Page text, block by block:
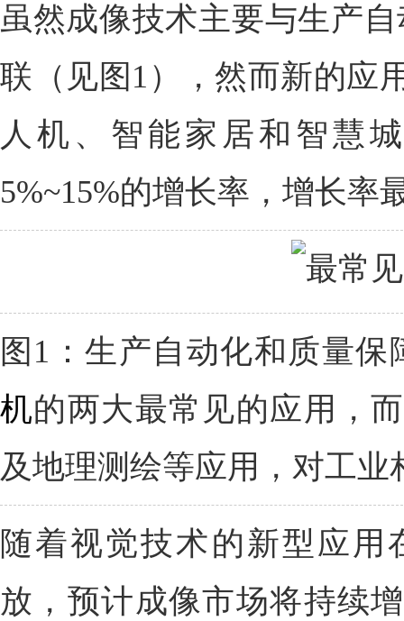
虽然成像技术主要与生产
联（见图1），然而新的应
人机、智能家居和智慧
5%~15%的增长率，增长率
图1：生产自动化和质量
机的两大最常见的应用，
及地理测绘等应用，对工
随着视觉技术的新型应
放，预计成像市场将持续